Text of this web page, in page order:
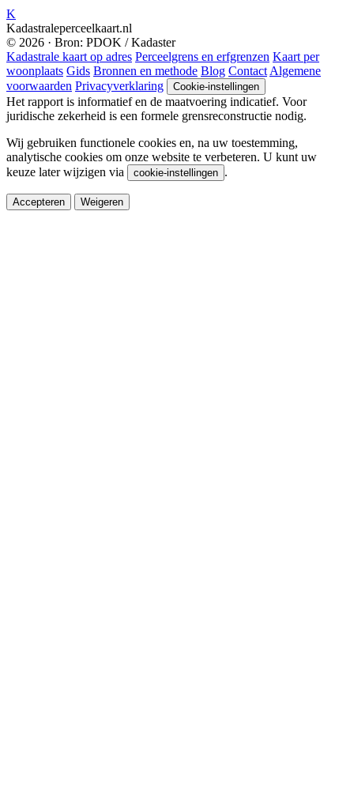
K
Kadastraleperceelkaart.nl
© 2026 · Bron: PDOK / Kadaster
Kadastrale kaart op adres Perceelgrens en erfgrenzen Kaart per
woonplaats Gids Bronnen en methode Blog Contact Algemene
voorwaarden Privacyverklaring Cookie-instellingen
Het rapport is informatief en de maatvoering indicatief. Voor
juridische zekerheid is een formele grensreconstructie nodig.
Wij gebruiken functionele cookies en, na uw toestemming,
analytische cookies om onze website te verbeteren. U kunt uw
keuze later wijzigen via
cookie-instellingen .
Accepteren Weigeren